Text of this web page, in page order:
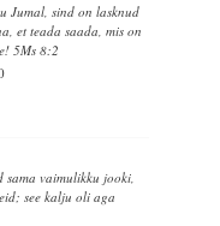
Jumal, sind on lasknud
et teada saada, mis on
5Ms 8:2
vaimulikku jooki,
see kalju oli aga